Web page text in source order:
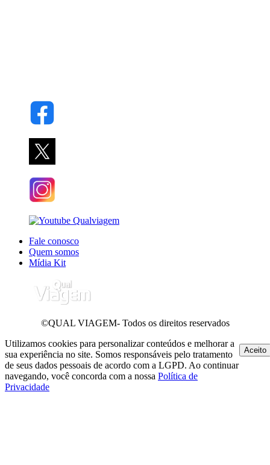
Fale conosco
Quem somos
Mídia Kit
©QUAL VIAGEM- Todos os direitos reservados
Utilizamos cookies para personalizar conteúdos e melhorar a
sua experiência no site. Somos responsáveis pelo tratamento
de seus dados pessoais de acordo com a LGPD. Ao continuar
navegando, você concorda com a nossa Política de
Privacidade
Aceito